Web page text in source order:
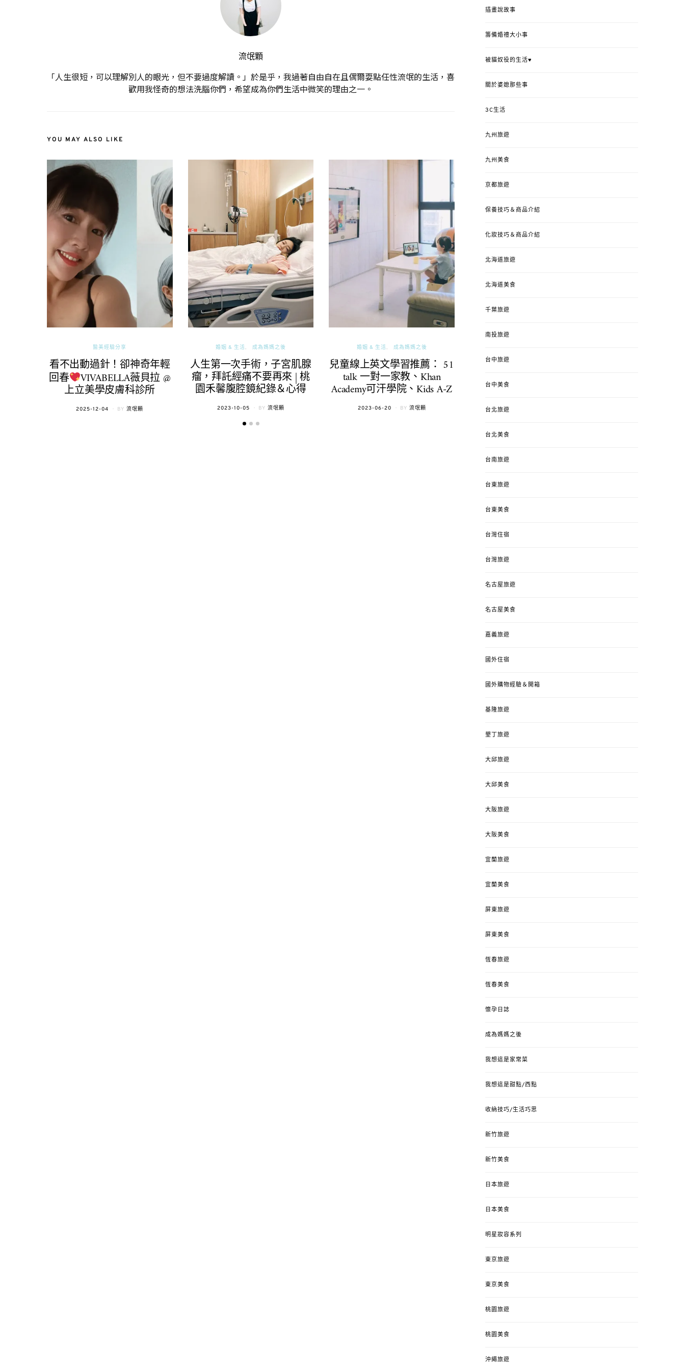
流氓顆
「人生很短，可以理解別人的眼光，但不要過度解讀。」於是乎，我過著自由自在且偶爾耍點任性流氓的生活，喜
歡用我怪奇的想法洗腦你們，希望成為你們生活中微笑的理由之一。
YOU MAY ALSO LIKE
醫美經驗分享
看不出動過針！卻神奇年輕
回春 VIVABELLA薇貝拉 @
上立美學皮膚科診所
POSTED
2025-12-04 BY 流氓顆
婚姻 & 生活 成為媽媽之後
人生第一次手術，子宮肌腺
瘤，拜託經痛不要再來 | 桃
園禾馨腹腔鏡紀錄＆心得
POSTED
2023-10-05 BY 流氓顆
婚姻 & 生活 成為媽媽之後
兒童線上英文學習推薦： 51
talk 一對一家教、Khan
Academy可汗學院、Kids A-Z
POSTED
2023-06-20 BY 流氓顆
4y3m ：視力檢查、練習犯
錯、認識華德福
插畫說故事
籌備婚禮大小事
被貓奴役的生活♥
關於婆媳那些事
3C生活
九州旅遊
九州美食
京都旅遊
保養技巧＆商品介紹
化妝技巧＆商品介紹
北海道旅遊
北海道美食
千葉旅遊
南投旅遊
台中旅遊
台中美食
台北旅遊
台北美食
台南旅遊
台東旅遊
台東美食
台灣住宿
台灣旅遊
名古屋旅遊
名古屋美食
嘉義旅遊
國外住宿
國外購物經驗＆開箱
基隆旅遊
墾丁旅遊
大邱旅遊
大邱美食
大阪旅遊
大阪美食
宜蘭旅遊
宜蘭美食
屏東旅遊
屏東美食
恆春旅遊
恆春美食
懷孕日誌
成為媽媽之後
我想這是家常菜
我想這是甜點/西點
收納技巧/生活巧思
新竹旅遊
新竹美食
日本旅遊
日本美食
明星妝容系列
東京旅遊
東京美食
桃園旅遊
桃園美食
沖繩旅遊